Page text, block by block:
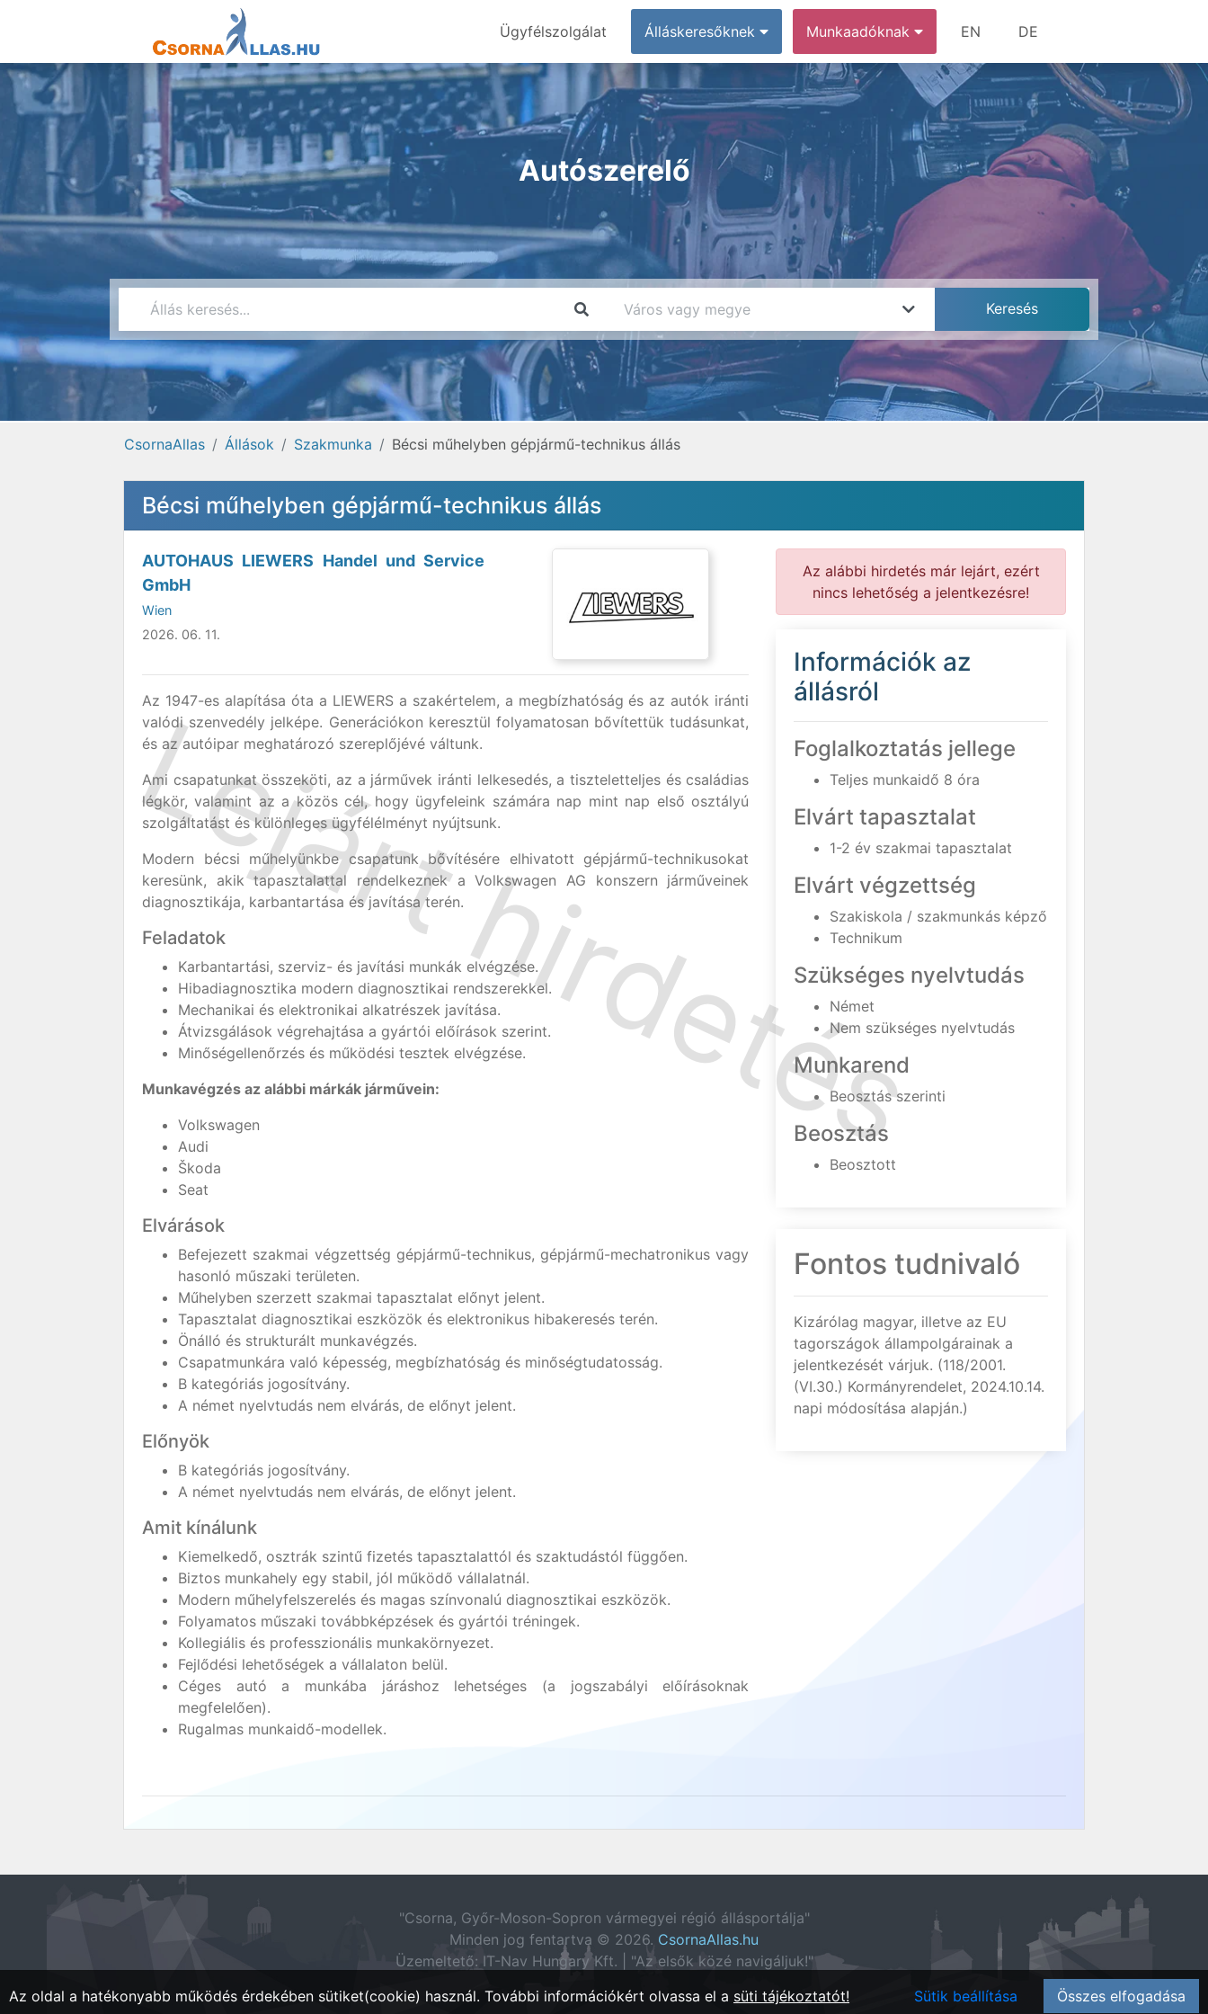
Ügyfélszolgálat Álláskeresőknek Munkaadóknak EN DE
Autószerelő
CsornaAllas Állások Szakmunka Bécsi műhelyben gépjármű-technikus állás
Bécsi műhelyben gépjármű-technikus állás
AUTOHAUS LIEWERS Handel und Service
GmbH
Wien
2026. 06. 11.
Az 1947-es alapítása óta a LIEWERS a szakértelem, a megbízhatóság és az autók iránti
valódi szenvedély jelképe. Generációkon keresztül folyamatosan bővítettük tudásunkat,
és az autóipar meghatározó szereplőjévé váltunk.
Ami csapatunkat összeköti, az a járművek iránti lelkesedés, a tiszteletteljes és családias
légkör, valamint az a közös cél, hogy ügyfeleink számára nap mint nap első osztályú
szolgáltatást és különleges ügyfélélményt nyújtsunk.
Modern bécsi műhelyünkbe csapatunk bővítésére elhivatott gépjármű-technikusokat
keresünk, akik tapasztalattal rendelkeznek a Volkswagen AG konszern járműveinek
diagnosztikája, karbantartása és javítása terén.
Feladatok
Karbantartási, szerviz- és javítási munkák elvégzése.
Hibadiagnosztika modern diagnosztikai rendszerekkel.
Mechanikai és elektronikai alkatrészek javítása.
Átvizsgálások végrehajtása a gyártói előírások szerint.
Minőségellenőrzés és működési tesztek elvégzése.
Munkavégzés az alábbi márkák járművein:
Volkswagen
Audi
Škoda
Seat
Elvárások
Befejezett szakmai végzettség gépjármű-technikus, gépjármű-mechatronikus vagy
hasonló műszaki területen.
Műhelyben szerzett szakmai tapasztalat előnyt jelent.
Tapasztalat diagnosztikai eszközök és elektronikus hibakeresés terén.
Önálló és strukturált munkavégzés.
Csapatmunkára való képesség, megbízhatóság és minőségtudatosság.
B kategóriás jogosítvány.
A német nyelvtudás nem elvárás, de előnyt jelent.
Előnyök
B kategóriás jogosítvány.
A német nyelvtudás nem elvárás, de előnyt jelent.
Amit kínálunk
Kiemelkedő, osztrák szintű fizetés tapasztalattól és szaktudástól függően.
Biztos munkahely egy stabil, jól működő vállalatnál.
Modern műhelyfelszerelés és magas színvonalú diagnosztikai eszközök.
Folyamatos műszaki továbbképzések és gyártói tréningek.
Kollegiális és professzionális munkakörnyezet.
Fejlődési lehetőségek a vállalaton belül.
Céges autó a munkába járáshoz lehetséges (a jogszabályi előírásoknak
megfelelően).
Rugalmas munkaidő-modellek.
Az alábbi hirdetés már lejárt, ezért
nincs lehetőség a jelentkezésre!
Információk az
állásról
Foglalkoztatás jellege
Teljes munkaidő 8 óra
Elvárt tapasztalat
1-2 év szakmai tapasztalat
Elvárt végzettség
Szakiskola / szakmunkás képző
Technikum
Szükséges nyelvtudás
Német
Nem szükséges nyelvtudás
Munkarend
Beosztás szerinti
Beosztás
Beosztott
Fontos tudnivaló
Kizárólag magyar, illetve az EU
tagországok állampolgárainak a
jelentkezését várjuk. (118/2001.
(VI.30.) Kormányrendelet, 2024.10.14.
napi módosítása alapján.)
"Csorna, Győr-Moson-Sopron vármegyei régió állásportálja"
Minden jog fentartva © 2026. CsornaAllas.hu
Üzemeltető: IT-Nav Hungary Kft. | "Az elsők közé navigáljuk!"
Az oldal a hatékonyabb működés érdekében sütiket(cookie) használ. További információkért olvassa el a süti tájékoztatót! Sütik beállítása Összes elfogadása